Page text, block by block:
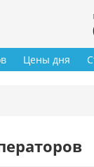
Цены дня